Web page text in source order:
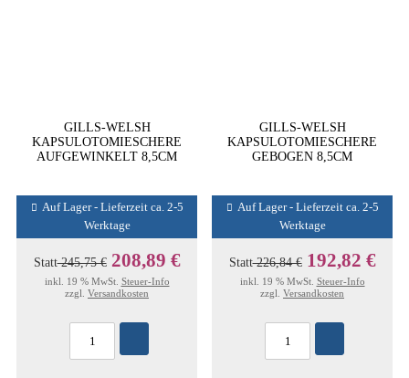
GILLS-WELSH
KAPSULOTOMIESCHERE
AUFGEWINKELT 8,5CM
Auf Lager - Lieferzeit ca. 2-5
Werktage
Statt245,75 € 208,89 €
inkl. 19 % MwSt. Steuer-Info
zzgl. Versandkosten
GILLS-WELSH
KAPSULOTOMIESCHERE
GEBOGEN 8,5CM
Auf Lager - Lieferzeit ca. 2-5
Werktage
Statt226,84 € 192,82 €
inkl. 19 % MwSt. Steuer-Info
zzgl. Versandkosten